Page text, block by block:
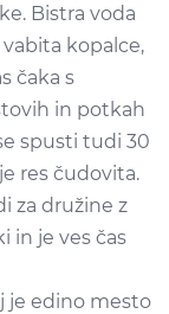
Bistra voda
kopalce,
čaka s
in potkah
spusti tudi 30
res čudovita.
za družine z
in je ves čas
je edino mesto